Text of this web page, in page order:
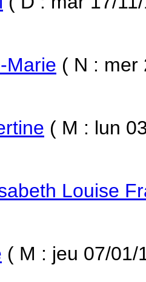
Marie ( N : mer
( M : lun
Louise
( M : jeu 07/01/